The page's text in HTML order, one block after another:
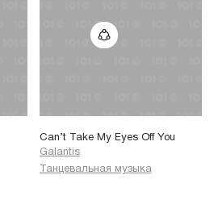
Can’t Take My Eyes Off You
Galantis
Танцевальная музыка